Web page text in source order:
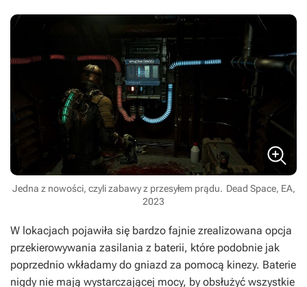
Jedna z nowości, czyli zabawy z przesyłem prądu. Dead Space, EA,
2023
W lokacjach pojawiła się bardzo fajnie zrealizowana opcja
przekierowywania zasilania z baterii, które podobnie jak
poprzednio wkładamy do gniazd za pomocą kinezy. Baterie
nigdy nie mają wystarczającej mocy, by obsłużyć wszystkie